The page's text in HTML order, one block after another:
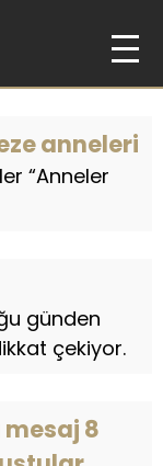
anneleri
“Anneler
günden
çekiyor.
mesaj 8